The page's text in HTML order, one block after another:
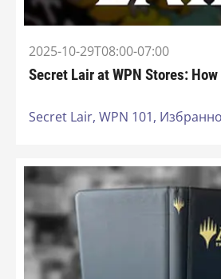
2025-10-29T08:00-07:00
Secret Lair at WPN Stores:
Secret Lair, WPN 101,